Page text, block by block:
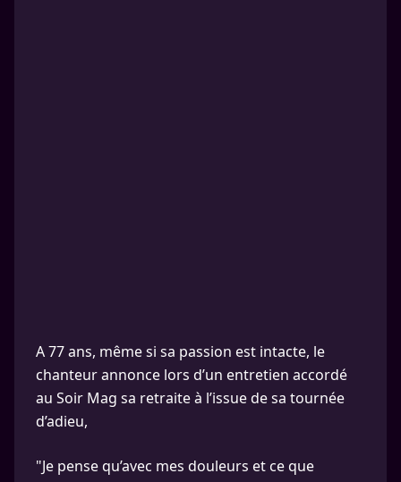
A 77 ans, même si sa passion est intacte, le
chanteur annonce lors d’un entretien accordé
au Soir Mag sa retraite à l’issue de sa tournée
d’adieu,
"Je pense qu’avec mes douleurs et ce que